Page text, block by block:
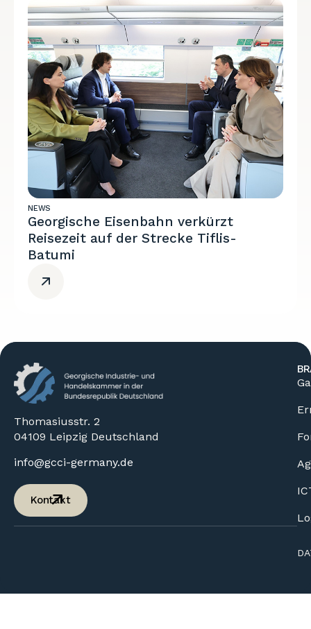
NEWS
Georgische Eisenbahn verkürzt
Reisezeit auf der Strecke Tiflis-
Batumi
Thomasiusstr. 2
04109 Leipzig Deutschland
info@gcci-germany.de
Kontakt